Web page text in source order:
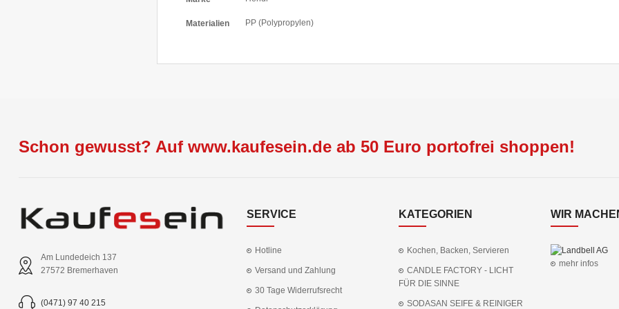
Materialien PP (Polypropylen)
Schon gewusst? Auf www.kaufesein.de ab 50 Euro portofrei shoppen!
Am Lundedeich 137
27572 Bremerhaven
(0471) 97 40 215
SERVICE
Hotline
Versand und Zahlung
30 Tage Widerrufsrecht
KATEGORIEN
Kochen, Backen, Servieren
CANDLE FACTORY - LICHT
FÜR DIE SINNE
SODASAN SEIFE & REINIGER
WIR
mehr infos